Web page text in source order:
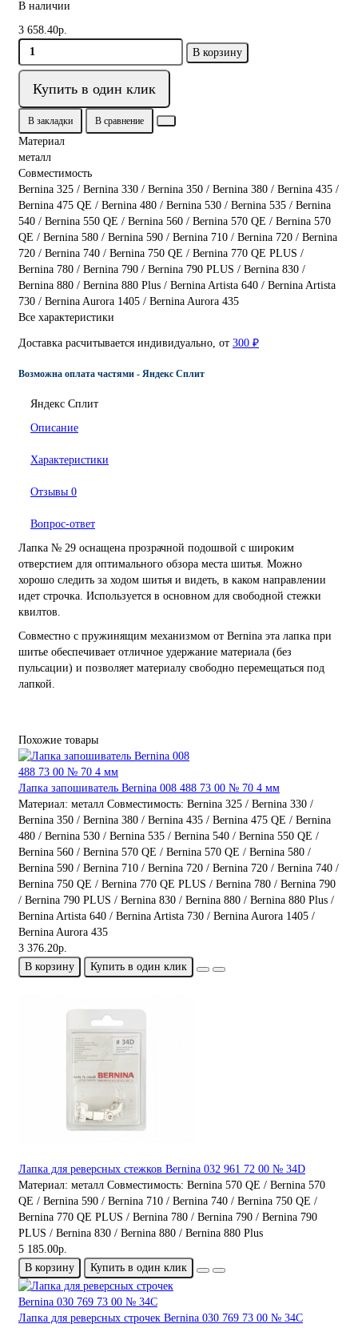
В наличии
3 658.40р.
В корзину
Купить в один клик
В закладки В сравнение
Материал
металл
Совместимость
Bernina 325 / Bernina 330 / Bernina 350 / Bernina 380 / Bernina 435 /
Bernina 475 QE / Bernina 480 / Bernina 530 / Bernina 535 / Bernina
540 / Bernina 550 QE / Bernina 560 / Bernina 570 QE / Bernina 570
QE / Bernina 580 / Bernina 590 / Bernina 710 / Bernina 720 / Bernina
720 / Bernina 740 / Bernina 750 QE / Bernina 770 QE PLUS /
Bernina 780 / Bernina 790 / Bernina 790 PLUS / Bernina 830 /
Bernina 880 / Bernina 880 Plus / Bernina Artista 640 / Bernina Artista
730 / Bernina Aurora 1405 / Bernina Aurora 435
Все характеристики
Доставка расчитывается индивидуально, от 300 ₽
Возможна оплата частями - Яндекс Сплит
Яндекс Сплит
Описание
Характеристики
Отзывы 0
Вопрос-ответ
Лапка № 29 оснащена прозрачной подошвой с широким
отверстием для оптимального обзора места шитья. Можно
хорошо следить за ходом шитья и видеть, в каком направлении
идет строчка. Используется в основном для свободной стежки
квилтов.
Совместно с пружинящим механизмом от Bernina эта лапка при
шитье обеспечивает отличное удержание материала (без
пульсации) и позволяет материалу свободно перемещаться под
лапкой.
Похожие товары
Лапка запошиватель Bernina 008 488 73 00 № 70 4 мм
Материал: металл Совместимость: Bernina 325 / Bernina 330 /
Bernina 350 / Bernina 380 / Bernina 435 / Bernina 475 QE / Bernina
480 / Bernina 530 / Bernina 535 / Bernina 540 / Bernina 550 QE /
Bernina 560 / Bernina 570 QE / Bernina 570 QE / Bernina 580 /
Bernina 590 / Bernina 710 / Bernina 720 / Bernina 720 / Bernina 740 /
Bernina 750 QE / Bernina 770 QE PLUS / Bernina 780 / Bernina 790
/ Bernina 790 PLUS / Bernina 830 / Bernina 880 / Bernina 880 Plus /
Bernina Artista 640 / Bernina Artista 730 / Bernina Aurora 1405 /
Bernina Aurora 435
3 376.20р.
В корзину
Купить в один клик
Лапка для реверсных стежков Bernina 032 961 72 00 № 34D
Материал: металл Совместимость: Bernina 570 QE / Bernina 570
QE / Bernina 590 / Bernina 710 / Bernina 740 / Bernina 750 QE /
Bernina 770 QE PLUS / Bernina 780 / Bernina 790 / Bernina 790
PLUS / Bernina 830 / Bernina 880 / Bernina 880 Plus
5 185.00р.
В корзину
Купить в один клик
Лапка для реверсных строчек Bernina 030 769 73 00 № 34С